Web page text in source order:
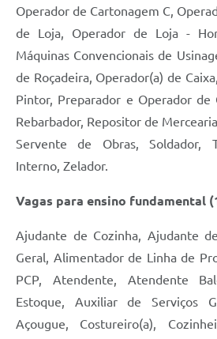
Operador de Cartonagem C,
de Loja, Operador de Loja -
Máquinas Convencionais de
de Roçadeira, Operador(a) de
Pintor, Preparador e Operador de
Rebarbador, Repositor de
Servente de Obras, Soldador,
Interno, Zelador.
Vagas para ensino fundamental
Ajudante de Cozinha, Ajudante
Geral, Alimentador de Linha de
PCP, Atendente, Atendente
Estoque, Auxiliar de Serviços
Açougue, Costureiro(a),